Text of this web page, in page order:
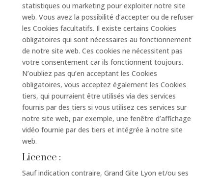
statistiques ou marketing pour exploiter notre site
web. Vous avez la possibilité d’accepter ou de refuser
les Cookies facultatifs. Il existe certains Cookies
obligatoires qui sont nécessaires au fonctionnement
de notre site web. Ces cookies ne nécessitent pas
votre consentement car ils fonctionnent toujours.
N’oubliez pas qu’en acceptant les Cookies
obligatoires, vous acceptez également les Cookies
tiers, qui pourraient être utilisés via des services
fournis par des tiers si vous utilisez ces services sur
notre site web, par exemple, une fenêtre d’affichage
vidéo fournie par des tiers et intégrée à notre site
web.
Licence :
Sauf indication contraire, Grand Gite Lyon et/ou ses